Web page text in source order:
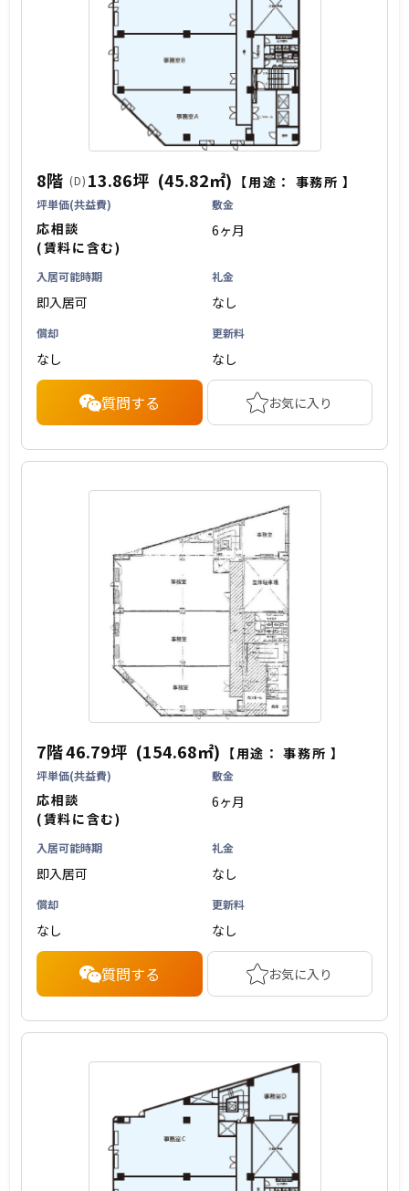
8階 (D) 13.86坪 (45.82㎡) 【用途： 事務所 】
坪単価(共益費)
応相談
(賃料に含む)
敷金
6ヶ月
入居可能時期
即入居可
礼金
なし
償却
なし
更新料
なし
質問する お気に入り
7階46.79坪 (154.68㎡) 【用途：事務所 】
坪単価(共益費)
応相談
(賃料に含む)
敷金
6ヶ月
入居可能時期
即入居可
礼金
なし
償却
なし
更新料
なし
質問する お気に入り